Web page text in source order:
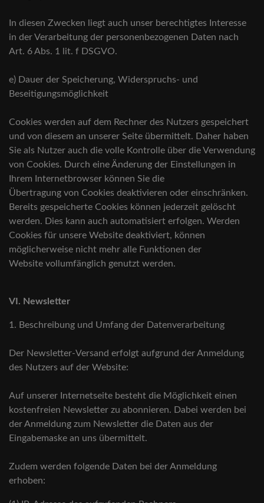
In diesen Zwecken liegt auch unser berechtigtes Interesse
in der Verarbeitung der personenbezogenen Daten nach
Art. 6 Abs. 1 lit. f DSGVO.
e) Dauer der Speicherung, Widerspruchs- und
Beseitigungsmöglichkeit
Cookies werden auf dem Rechner des Nutzers gespeichert
und von diesem an unserer Seite übermittelt. Daher haben
Sie als Nutzer auch die volle Kontrolle über die Verwendung
von Cookies. Durch eine Änderung der Einstellungen in
Ihrem Internetbrowser können Sie die
Übertragung von Cookies deaktivieren oder einschränken.
Bereits gespeicherte Cookies können jederzeit gelöscht
werden. Dies kann auch automatisiert erfolgen. Werden
Cookies für unsere Website deaktiviert, können
möglicherweise nicht mehr alle Funktionen der
Website vollumfänglich genutzt werden.
VI. Newsletter
1. Beschreibung und Umfang der Datenverarbeitung
Der Newsletter-Versand erfolgt aufgrund der Anmeldung
des Nutzers auf der Website:
Auf unserer Internetseite besteht die Möglichkeit einen
kostenfreien Newsletter zu abonnieren. Dabei werden bei
der Anmeldung zum Newsletter die Daten aus der
Eingabemaske an uns übermittelt.
Zudem werden folgende Daten bei der Anmeldung
erhoben: